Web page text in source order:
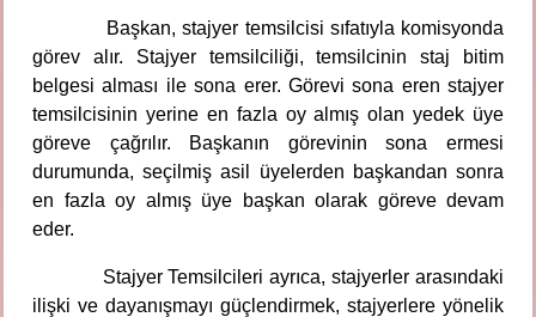
Başkan, stajyer temsilcisi sıfatıyla komisyonda
görev alır. Stajyer temsilciliği, temsilcinin staj bitim
belgesi alması ile sona erer. Görevi sona eren stajyer
temsilcisinin yerine en fazla oy almış olan yedek üye
göreve çağrılır. Başkanın görevinin sona ermesi
durumunda, seçilmiş asil üyelerden başkandan sonra
en fazla oy almış üye başkan olarak göreve devam
eder.
Stajyer Temsilcileri ayrıca, stajyerler arasındaki
ilişki ve dayanışmayı güçlendirmek, stajyerlere yönelik